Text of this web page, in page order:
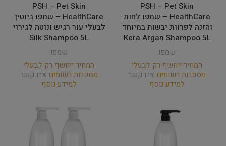
PSH – Pet Skin
HealthCare – שמפו לחות
והזנה לפרוות יבשות במיוחד
Kera Argan Shampoo 5L
שמפו
המחיר ייחשף רק לבעלי
מספרות רשומים צרו קשר
למידע נוסף
PSH – Pet Skin
HealthCare – שמפו ביוטין
לבעלי עור רגיש ונוטה לגירוי
Silk Shampoo 5L
שמפו
המחיר ייחשף רק לבעלי
מספרות רשומים צרו קשר
למידע נוסף